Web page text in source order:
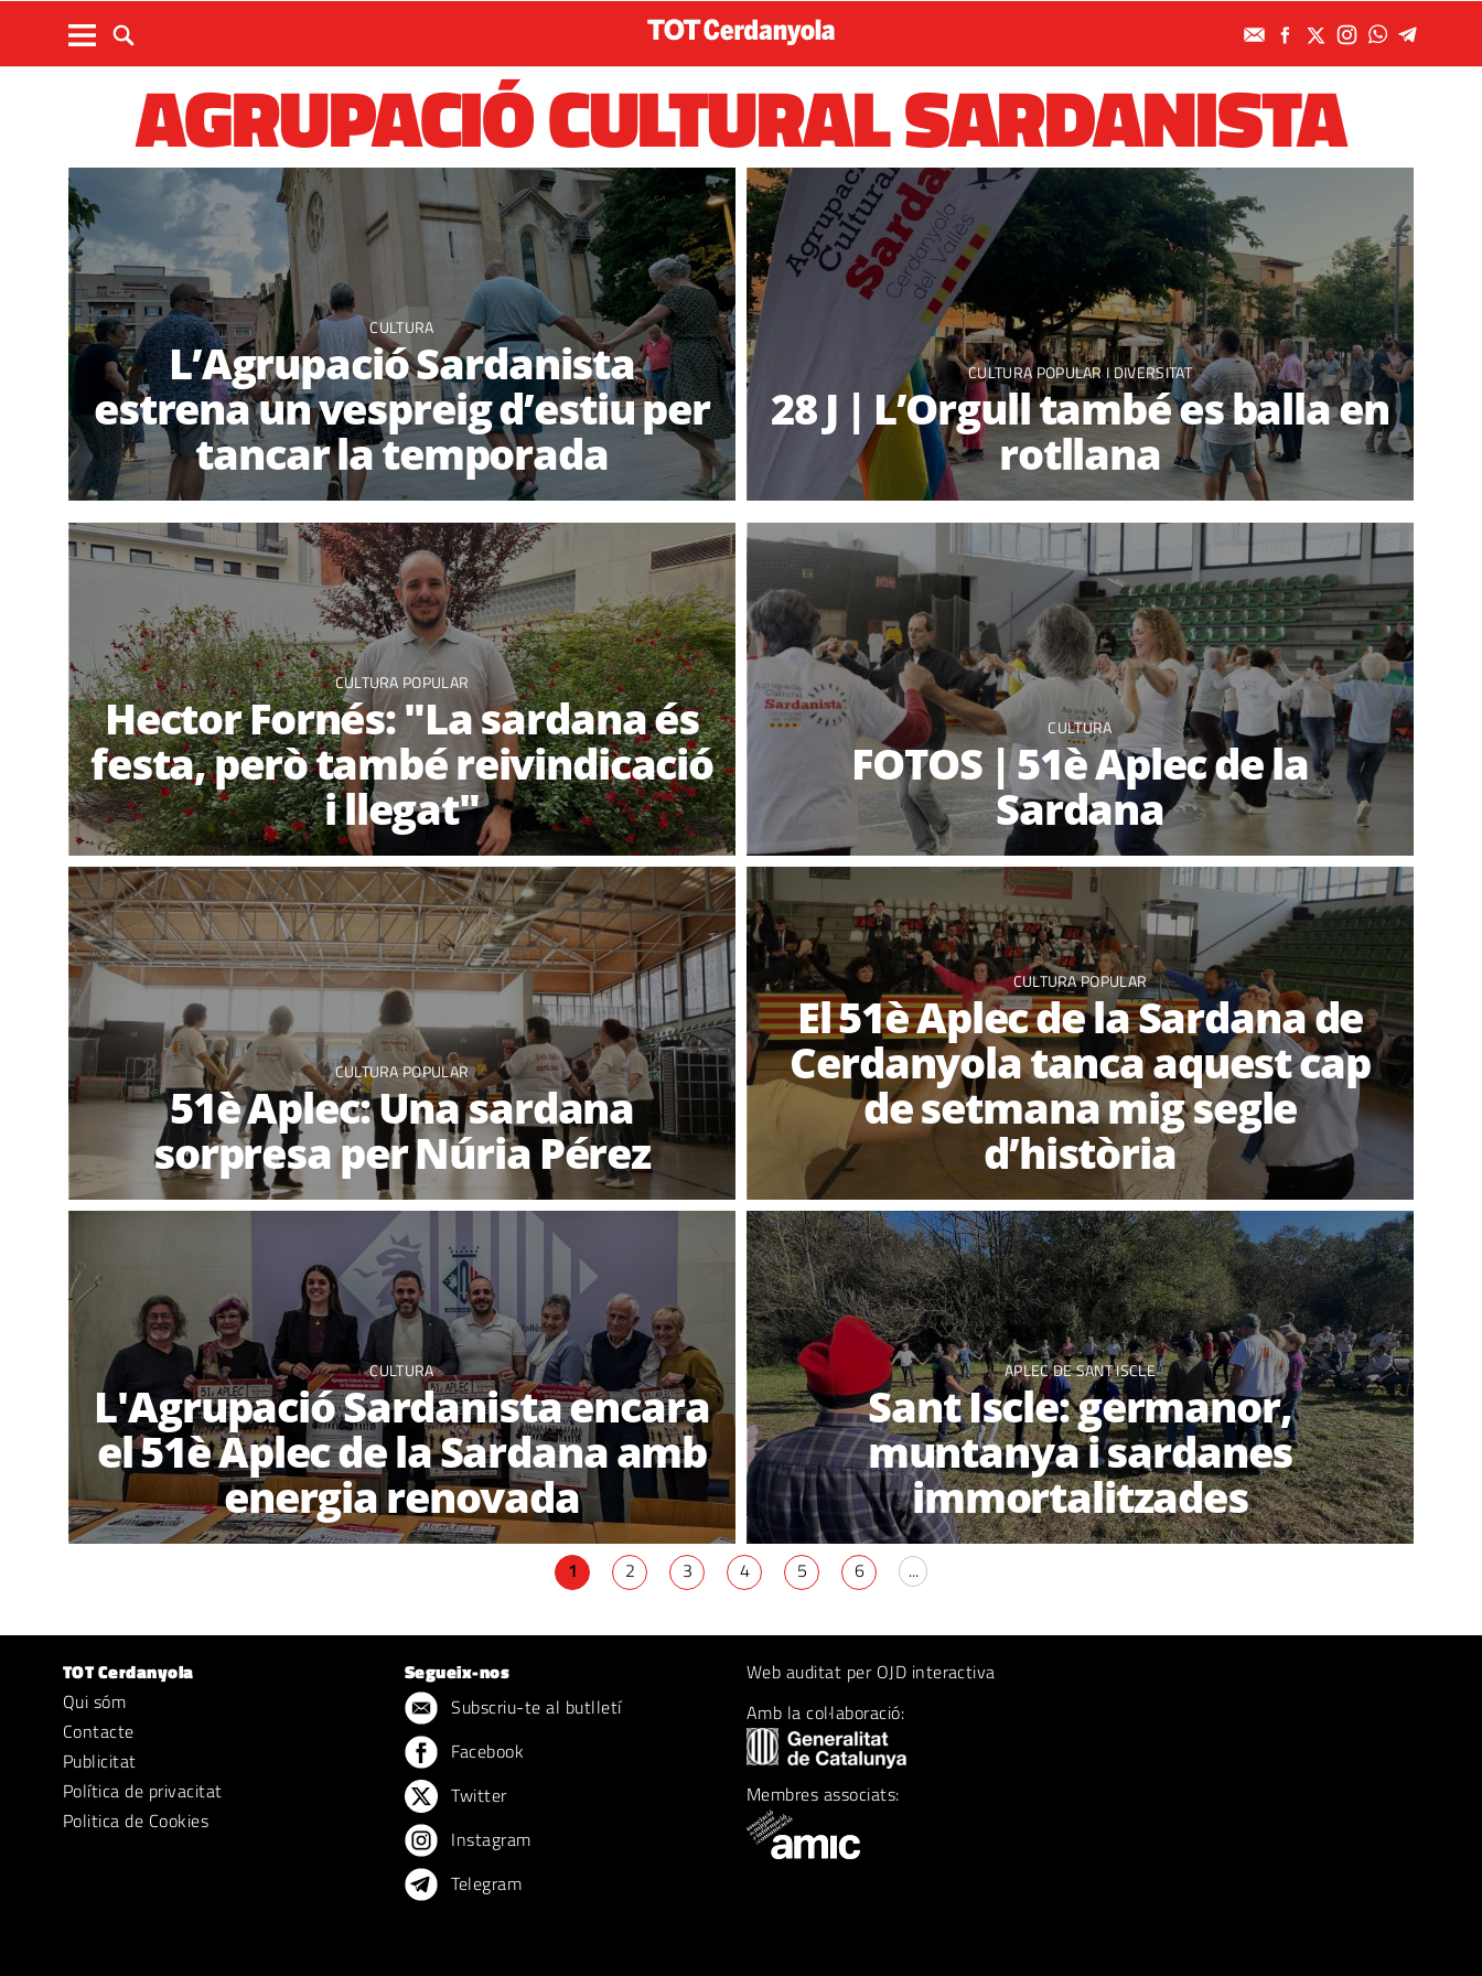
AGRUPACIÓ CULTURAL SARDANISTA
CULTURA
L’Agrupació Sardanista
estrena un vespreig d’estiu per
tancar la temporada
CULTURA POPULAR I DIVERSITAT
28 J | L’Orgull també es balla en
rotllana
CULTURA POPULAR
Hector Fornés: "La sardana és
festa, però també reivindicació
i llegat"
CULTURA
FOTOS | 51è Aplec de la
Sardana
CULTURA POPULAR
51è Aplec: Una sardana
sorpresa per Núria Pérez
CULTURA POPULAR
El 51è Aplec de la Sardana de
Cerdanyola tanca aquest cap
de setmana mig segle
d’història
CULTURA
L'Agrupació Sardanista encara
el 51è Aplec de la Sardana amb
energia renovada
APLEC DE SANT ISCLE
Sant Iscle: germanor,
muntanya i sardanes
immortalitzades
1 2 3 4 5 6 ...
TOT Cerdanyola
Qui sóm
Contacte
Publicitat
Política de privacitat
Politica de Cookies
Segueix-nos
Subscriu-te al butlletí
Facebook
Twitter
Instagram
Telegram
Web auditat per OJD interactiva
Amb la col·laboració:
Membres associats: